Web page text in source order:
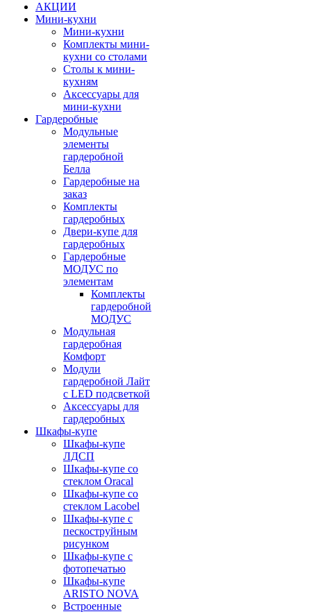
АКЦИИ
Мини-кухни
Мини-кухни
Комплекты мини-
кухни со столами
Столы к мини-
кухням
Аксессуары для
мини-кухни
Гардеробные
Модульные
элементы
гардеробной
Белла
Гардеробные на
заказ
Комплекты
гардеробных
Двери-купе для
гардеробных
Гардеробные
МОДУС по
элементам
Комплекты
гардеробной
МОДУС
Модульная
гардеробная
Комфорт
Модули
гардеробной Лайт
с LED подсветкой
Аксессуары для
гардеробных
Шкафы-купе
Шкафы-купе
ЛДСП
Шкафы-купе со
стеклом Oracal
Шкафы-купе со
стеклом Lacobel
Шкафы-купе с
пескоструйным
рисунком
Шкафы-купе с
фотопечатью
Шкафы-купе
ARISTO NOVA
Встроенные